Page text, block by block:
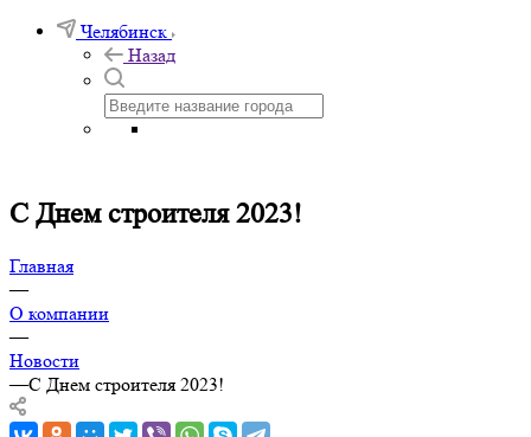
Челябинск
Назад
С Днем строителя 2023!
Главная
—
О компании
—
Новости
—С Днем строителя 2023!